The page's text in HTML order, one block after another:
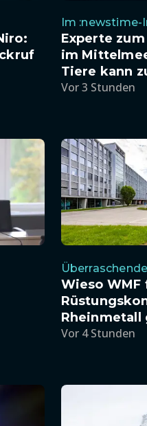
Im
Experte
im
Tiere kann
Vor 3 Stunden
Wieso WMF
Rheinmetall
Vor 4 Stunden